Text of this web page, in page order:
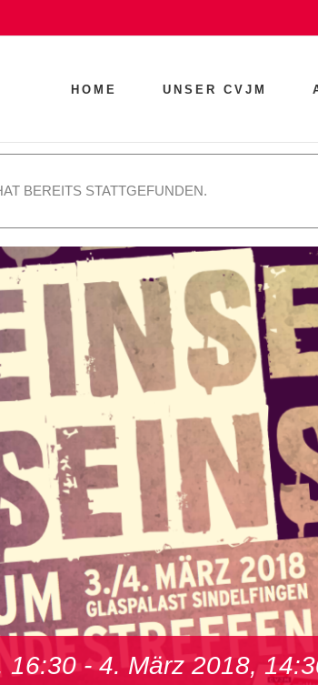
HOME UNSER CVJM
BEREITS STATTGEFUNDEN.
16:30- 4. März 2018,